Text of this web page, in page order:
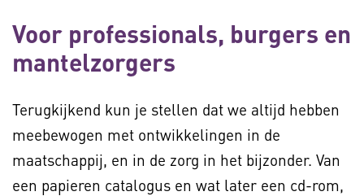
Voor professionals, burgers en
mantelzorgers
Terugkijkend kun je stellen dat we altijd hebben
meebewogen met ontwikkelingen in de
maatschappij, en in de zorg in het bijzonder. Van
een papieren catalogus en wat later een cd-rom,